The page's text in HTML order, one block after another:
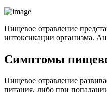
Пищевое отравление
интоксикации организма.
Симптомы
Пищевое отравление
питания, либо при